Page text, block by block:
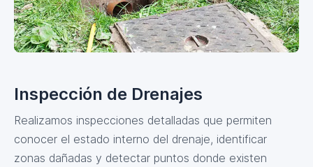
Inspección de Drenajes
Realizamos inspecciones detalladas que permiten
conocer el estado interno del drenaje, identificar
zonas dañadas y detectar puntos donde existen